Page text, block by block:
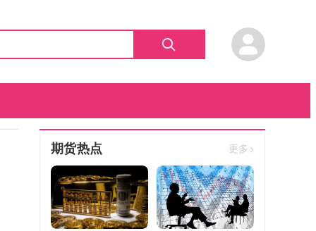
期货热点 更多>